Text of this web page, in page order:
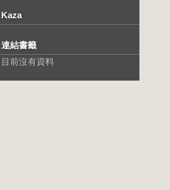
Kaza
連結書籤
目前沒有資料